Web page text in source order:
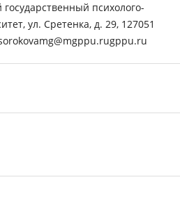
психолого-
ул. Сретенка, д. 29, 127051